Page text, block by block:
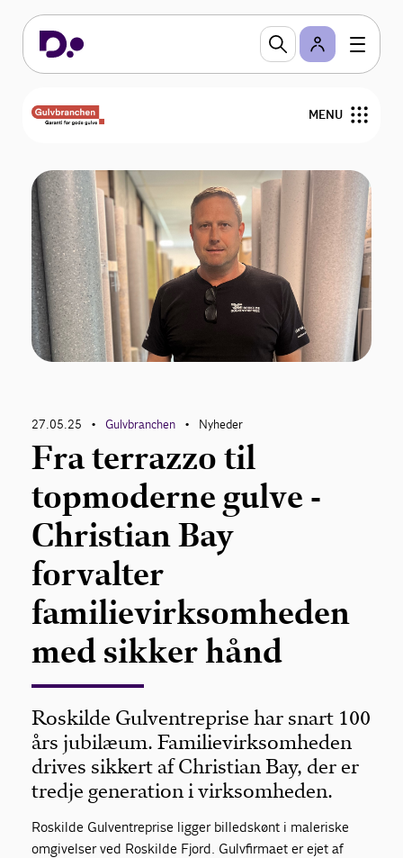
MENU
Nyheder
Arrangementer
Gulvfakta
GVK
For medlemmer
Om Gulvbranchen
Bliv medlem
27.05.25 • Gulvbranchen • Nyheder
Fra terrazzo til
topmoderne gulve -
Christian Bay
forvalter
familievirksomheden
med sikker hånd
Roskilde Gulventreprise har snart 100
års jubilæum. Familievirksomheden
drives sikkert af Christian Bay, der er
tredje generation i virksomheden.
Roskilde Gulventreprise ligger billedskønt i maleriske
omgivelser ved Roskilde Fjord. Gulvfirmaet er ejet af